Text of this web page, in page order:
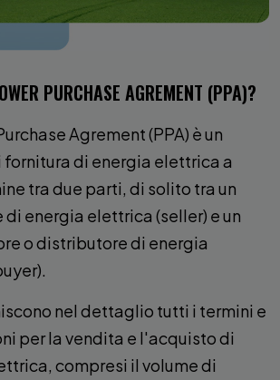
PURCHASE AGREMENT (PPA)?
Agrement (PPA) è un
di energia elettrica a
tra due parti, di solito tra un
energia elettrica (seller) e un
o distributore di energia
nel dettaglio tutti i termini e
per la vendita e l'acquisto di
compresi il volume di